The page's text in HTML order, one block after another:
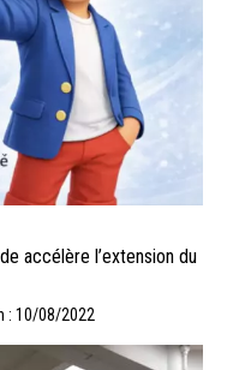
accélère l’extension du
: 10/08/2022